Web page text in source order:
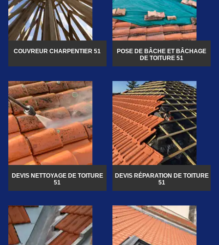
COUVREUR CHARPENTIER 51
POSE DE BÂCHE ET BÂCHAGE
DE TOITURE 51
DEVIS NETTOYAGE DE TOITURE
51
DEVIS RÉPARATION DE TOITURE
51